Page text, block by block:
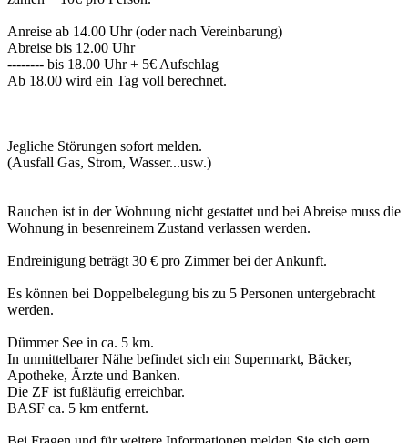
Anreise ab 14.00 Uhr (oder nach Vereinbarung)
Abreise bis 12.00 Uhr
-------- bis 18.00 Uhr + 5€ Aufschlag
Ab 18.00 wird ein Tag voll berechnet.
Jegliche Störungen sofort melden.
(Ausfall Gas, Strom, Wasser...usw.)
Rauchen ist in der Wohnung nicht gestattet und bei Abreise muss die
Wohnung in besenreinem Zustand verlassen werden.
Endreinigung beträgt 30 € pro Zimmer bei der Ankunft.
Es können bei Doppelbelegung bis zu 5 Personen untergebracht
werden.
Dümmer See in ca. 5 km.
In unmittelbarer Nähe befindet sich ein Supermarkt, Bäcker,
Apotheke, Ärzte und Banken.
Die ZF ist fußläufig erreichbar.
BASF ca. 5 km entfernt.